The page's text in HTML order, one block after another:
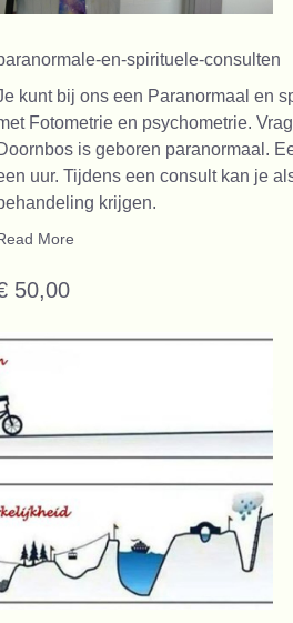
en-spirituele-consulten
kunt bij ons een Paranormaal en
Fotometrie en psychometrie.
is geboren paranormaal.
uur. Tijdens een consult kan je
krijgen.
More
50,00